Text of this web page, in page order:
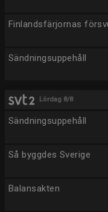
Finlandsfärjornas
Sändningsuppehåll
Lördag 8/8
Sändningsuppehåll
Så byggdes Sverige
Balansakten